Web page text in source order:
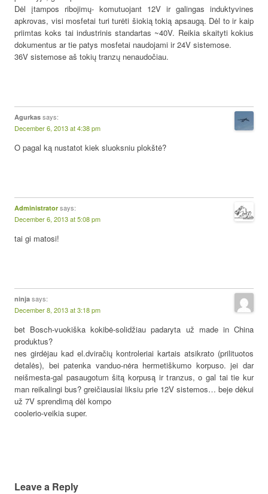
Dėl įtampos ribojimų- komutuojant 12V ir galingas induktyvines
apkrovas, visi mosfetai turi turėti šiokią tokią apsaugą. Dėl to ir kaip
priimtas koks tai industrinis standartas ~40V. Reikia skaityti kokius
dokumentus ar tie patys mosfetai naudojami ir 24V sistemose.
36V sistemose aš tokių tranzų nenaudočiau.
Agurkas says:
December 6, 2013 at 4:38 pm
O pagal ką nustatot kiek sluoksniu plokštė?
Administrator says:
December 6, 2013 at 5:08 pm
tai gi matosi!
ninja says:
December 8, 2013 at 3:18 pm
bet Bosch-vuokiška kokibė-solidžiau padaryta už made in China
produktus?
nes girdėjau kad el.dviračių kontroleriai kartais atsikrato (prilituotos
detalės), bei patenka vanduo-nėra hermetiškumo korpuso. jei dar
neišmesta-gal pasaugotum šitą korpusą ir tranzus, o gal tai tie kur
man reikalingi bus? greičiausiai liksiu prie 12V sistemos… beje dėkui
už 7V sprendimą dėl kompo
coolerio-veikia super.
Leave a Reply